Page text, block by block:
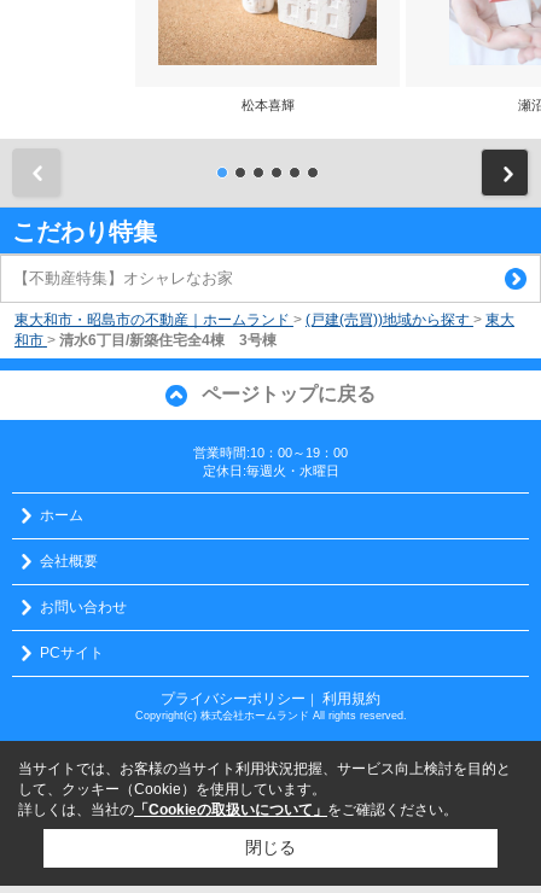
松本喜輝 瀬
こだわり特集
【不動産特集】オシャレなお家
東大和市・昭島市の不動産｜ホームランド > (戸建(売買))地域から探す > 東大
和市 > 清水6丁目/新築住宅全4棟 3号棟
ページトップに戻る
営業時間:10：00～19：00
定休日:毎週火・水曜日
ホーム
会社概要
お問い合わせ
PCサイト
プライバシーポリシー 利用規約
Copyright(c) 株式会社ホームランド All rights reserved.
当サイトでは、お客様の当サイト利用状況把握、サービス向上検討を目的と
して、クッキー（Cookie）を使用しています。
詳しくは、当社の 「Cookieの取扱いについて」 をご確認ください。
閉じる